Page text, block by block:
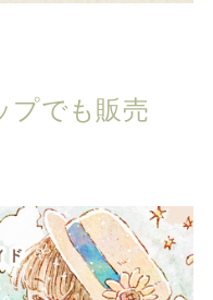
プでも販売